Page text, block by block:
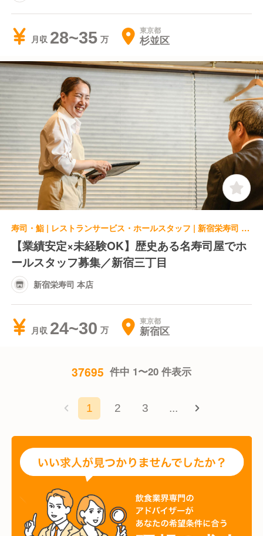
月収 28~35 東京都
杉並区
寿司・鮨 | レストランサービス・ホールスタッフ | 新宿栄寿司 本店
【業績安定×未経験OK】歴史ある名寿司屋でホ
ールスタッフ募集／新宿三丁目
新宿栄寿司 本店
月収 24~30 東京都
新宿区
37695 件中 1〜20 件表示
1 2 3 ...